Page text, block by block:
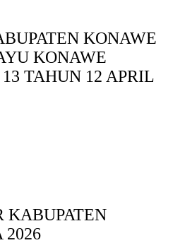
KONAWE
KONAWE
TAHUN 12 APRIL
KABUPATEN
2026